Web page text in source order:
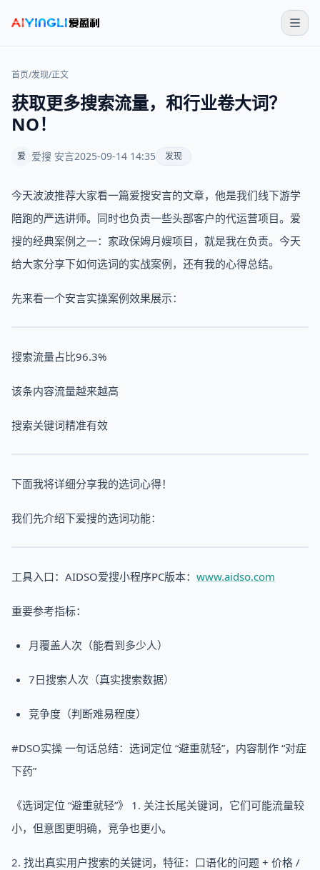
首页/发现/正文
获取更多搜索流量，和行业卷大词？
NO！
爱 爱搜 安言2025-09-14 14:35 发现
今天波波推荐大家看一篇爱搜安言的文章，他是我们线下游学
陪跑的严选讲师。同时也负责一些头部客户的代运营项目。爱
搜的经典案例之一：家政保姆月嫂项目，就是我在负责。今天
给大家分享下如何选词的实战案例，还有我的心得总结。
先来看一个安言实操案例效果展示：
搜索流量占比96.3%
该条内容流量越来越高
搜索关键词精准有效
下面我将详细分享我的选词心得！
我们先介绍下爱搜的选词功能：
工具入口：AIDSO爱搜小程序PC版本： www.aidso.com
重要参考指标：
月覆盖人次（能看到多少人）
7日搜索人次（真实搜索数据）
竞争度（判断难易程度）
#DSO实操 一句话总结：选词定位 “避重就轻”，内容制作 “对症
下药”
《选词定位 “避重就轻”》 1. 关注长尾关键词，它们可能流量较
小，但意图更明确，竞争也更小。
2. 找出真实用户搜索的关键词，特征：口语化的问题 + 价格 /